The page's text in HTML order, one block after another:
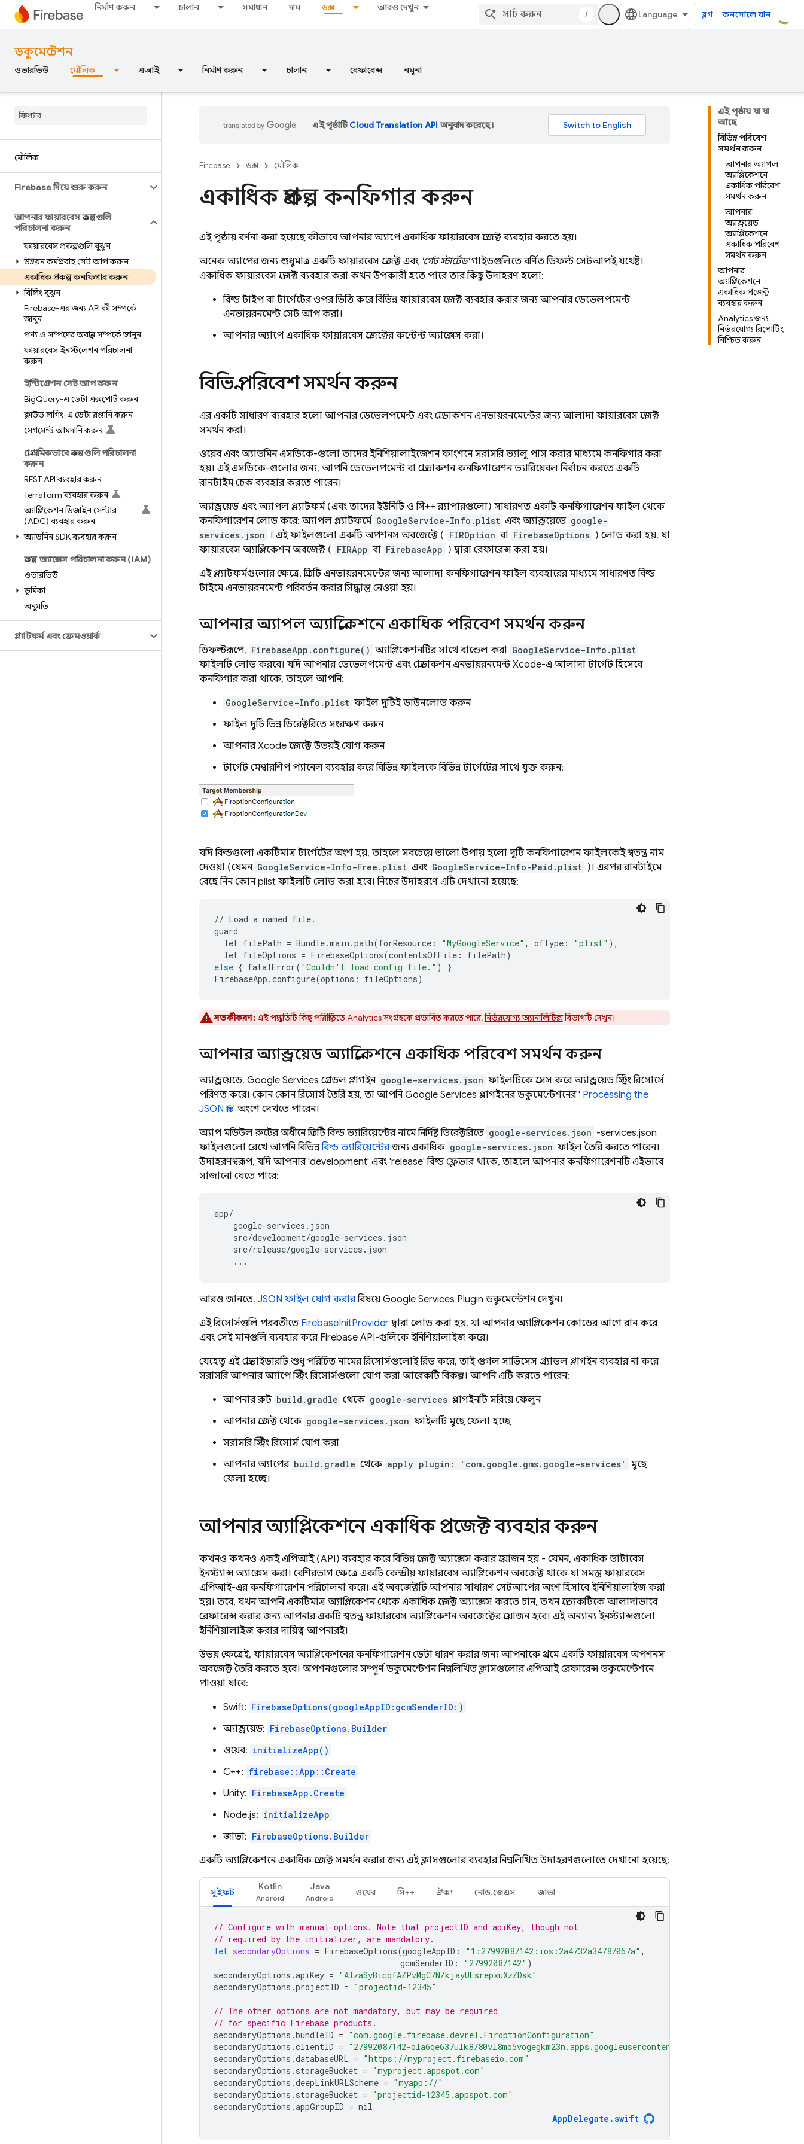
নির্মাণ করুন চালান সমাধান দাম ডক্স আরও দেখুন
/ ব্লগ কনসোলে যান
ডকুমেন্টেশন
ওভারভিউ মৌলিক এআই নির্মাণ করুন চালান রেফারেন্স নমুনা
মৌলিক
Firebase দিয়ে শুরু করুন
আপনার ফায়ারবেস প্রকল্পগুলি
পরিচালনা করুন
ফায়ারবেস প্রকল্পগুলি বুঝুন
উন্নয়ন কর্মপ্রবাহ সেট আপ করুন
একাধিক প্রকল্প কনফিগার করুন
বিলিং বুঝুন
Firebase-এর জন্য API কী সম্পর্কে
জানুন
পণ্য ও সম্পদের অবস্থান সম্পর্কে জানুন
ফায়ারবেস ইনস্টলেশন পরিচালনা
করুন
ইন্টিগ্রেশন সেট আপ করুন
BigQuery-এ ডেটা এক্সপোর্ট করুন
ক্লাউড লগিং-এ ডেটা রপ্তানি করুন
সেগমেন্ট আমদানি করুন
প্রোগ্রামিকভাবে প্রকল্পগুলি পরিচালনা
করুন
REST API ব্যবহার করুন
Terraform ব্যবহার করুন
অ্যাপ্লিকেশন ডিজাইন সেন্টার
(ADC) ব্যবহার করুন
অ্যাডমিন SDK ব্যবহার করুন
প্রকল্প অ্যাক্সেস পরিচালনা করুন (IAM)
ওভারভিউ
ভূমিকা
অনুমতি
প্ল্যাটফর্ম এবং ফ্রেমওয়ার্ক
এই পৃষ্ঠায় যা যা
আছে
বিভিন্ন পরিবেশ
সমর্থন করুন
আপনার অ্যাপল
অ্যাপ্লিকেশনে
একাধিক পরিবেশ
সমর্থন করুন
আপনার
অ্যান্ড্রয়েড
অ্যাপ্লিকেশনে
একাধিক পরিবেশ
সমর্থন করুন
আপনার
অ্যাপ্লিকেশনে
একাধিক প্রজেক্ট
ব্যবহার করুন
Analytics জন্য
নির্ভরযোগ্য রিপোর্টিং
নিশ্চিত করুন
এই পৃষ্ঠাটিCloud Translation API অনুবাদ করেছে।
Firebase ডক্স মৌলিক
একাধিক প্রকল্প কনফিগার করুন
এই পৃষ্ঠায় বর্ণনা করা হয়েছে কীভাবে আপনার অ্যাপে একাধিক ফায়ারবেস প্রজেক্ট ব্যবহার করতে হয়।
অনেক অ্যাপের জন্য শুধুমাত্র একটি ফায়ারবেস প্রজেক্ট এবং 'গেট স্টার্টেড'গাইডগুলিতে বর্ণিত ডিফল্ট সেটআপই যথেষ্ট।
একাধিক ফায়ারবেস প্রজেক্ট ব্যবহার করা কখন উপকারী হতে পারে তার কিছু উদাহরণ হলো:
বিল্ড টাইপ বা টার্গেটের ওপর ভিত্তি করে বিভিন্ন ফায়ারবেস প্রজেক্ট ব্যবহার করার জন্য আপনার ডেভেলপমেন্ট
এনভায়রনমেন্ট সেট আপ করা।
আপনার অ্যাপে একাধিক ফায়ারবেস প্রজেক্টের কন্টেন্ট অ্যাক্সেস করা।
বিভিন্ন পরিবেশ সমর্থন করুন
এর একটি সাধারণ ব্যবহার হলো আপনার ডেভেলপমেন্ট এবং প্রোডাকশন এনভায়রনমেন্টের জন্য আলাদা ফায়ারবেস প্রজেক্ট
সমর্থন করা।
ওয়েব এবং অ্যাডমিন এসডিকে-গুলো তাদের ইনিশিয়ালাইজেশন ফাংশনে সরাসরি ভ্যালু পাস করার মাধ্যমে কনফিগার করা
হয়। এই এসডিকে-গুলোর জন্য, আপনি ডেভেলপমেন্ট বা প্রোডাকশন কনফিগারেশন ভ্যারিয়েবল নির্বাচন করতে একটি
রানটাইম চেক ব্যবহার করতে পারেন।
অ্যান্ড্রয়েড এবং অ্যাপল প্ল্যাটফর্ম (এবং তাদের ইউনিটি ও সি++ র‍্যাপারগুলো) সাধারণত একটি কনফিগারেশন ফাইল থেকে
কনফিগারেশন লোড করে: অ্যাপল প্ল্যাটফর্মে GoogleService-Info.plist এবং অ্যান্ড্রয়েডে google-
services.json । এই ফাইলগুলো একটি অপশনস অবজেক্টে ( FIROption বা FirebaseOptions ) লোড করা হয়, যা
ফায়ারবেস অ্যাপ্লিকেশন অবজেক্ট ( FIRApp বা FirebaseApp ) দ্বারা রেফারেন্স করা হয়।
এই প্ল্যাটফর্মগুলোর ক্ষেত্রে, প্রতিটি এনভায়রনমেন্টের জন্য আলাদা কনফিগারেশন ফাইল ব্যবহারের মাধ্যমে সাধারণত বিল্ড
টাইমে এনভায়রনমেন্ট পরিবর্তন করার সিদ্ধান্ত নেওয়া হয়।
আপনার অ্যাপল অ্যাপ্লিকেশনে একাধিক পরিবেশ সমর্থন করুন
ডিফল্টরূপে, FirebaseApp.configure() অ্যাপ্লিকেশনটির সাথে বান্ডেল করা GoogleService-Info.plist
ফাইলটি লোড করবে। যদি আপনার ডেভেলপমেন্ট এবং প্রোডাকশন এনভায়রনমেন্ট Xcode-এ আলাদা টার্গেট হিসেবে
কনফিগার করা থাকে, তাহলে আপনি:
GoogleService-Info.plist ফাইল দুটিই ডাউনলোড করুন
ফাইল দুটি ভিন্ন ডিরেক্টরিতে সংরক্ষণ করুন
আপনার Xcode প্রজেক্টে উভয়ই যোগ করুন
টার্গেট মেম্বারশিপ প্যানেল ব্যবহার করে বিভিন্ন ফাইলকে বিভিন্ন টার্গেটের সাথে যুক্ত করুন:
যদি বিল্ডগুলো একটিমাত্র টার্গেটের অংশ হয়, তাহলে সবচেয়ে ভালো উপায় হলো দুটি কনফিগারেশন ফাইলকেই স্বতন্ত্র নাম
দেওয়া (যেমন GoogleService-Info-Free.plist এবং GoogleService-Info-Paid.plist )। এরপর রানটাইমে
বেছে নিন কোন plist ফাইলটি লোড করা হবে। নিচের উদাহরণে এটি দেখানো হয়েছে:
// Load a named file.
guard
let filePath = Bundle.main .path(forResource : "MyGoogleService" , ofType : "plist" ),
let fileOptions = FirebaseOptions(contentsOfFile : filePath)
else { fatalError( "Couldn't load config file." )
}
FirebaseApp .configure(options : fileOptions)
সতর্কীকরণ:এই পদ্ধতিটি কিছু পরিস্থিতিতেAnalyticsসংগ্রহকে প্রভাবিত করতে পারে,নির্ভরযোগ্য অ্যানালিটিক্সবিভাগটি দেখুন।
আপনার অ্যান্ড্রয়েড অ্যাপ্লিকেশনে একাধিক পরিবেশ সমর্থন করুন
অ্যান্ড্রয়েডে, Google Services গ্রেডল প্লাগইন google-services.json ফাইলটিকে প্রসেস করে অ্যান্ড্রয়েড স্ট্রিং রিসোর্সে
পরিণত করে। কোন কোন রিসোর্স তৈরি হয়, তা আপনি Google Services প্লাগইনের ডকুমেন্টেশনের ' Processing the
JSON file' অংশে দেখতে পারেন।
অ্যাপ মডিউল রুটের অধীনে প্রতিটি বিল্ড ভ্যারিয়েন্টের নামে নির্দিষ্ট ডিরেক্টরিতে google-services.json -services.json
ফাইলগুলো রেখে আপনি বিভিন্নবিল্ড ভ্যারিয়েন্টেরজন্য একাধিক google-services.json ফাইল তৈরি করতে পারেন।
উদাহরণস্বরূপ, যদি আপনার 'development' এবং 'release' বিল্ড ফ্লেভার থাকে, তাহলে আপনার কনফিগারেশনটি এইভাবে
সাজানো যেতে পারে:
app/
    google-services.json
    src/development/google-services.json
    src/release/google-services.json
আরও জানতে, JSON ফাইল যোগ করারবিষয়ে Google Services Plugin ডকুমেন্টেশন দেখুন।
এই রিসোর্সগুলি পরবর্তীতে FirebaseInitProvider দ্বারা লোড করা হয়, যা আপনার অ্যাপ্লিকেশন কোডের আগে রান করে
এবং সেই মানগুলি ব্যবহার করে Firebase API-গুলিকে ইনিশিয়ালাইজ করে।
যেহেতু এই প্রোভাইডারটি শুধু পরিচিত নামের রিসোর্সগুলোই রিড করে, তাই গুগল সার্ভিসেস গ্র্যাডল প্লাগইন ব্যবহার না করে
সরাসরি আপনার অ্যাপে স্ট্রিং রিসোর্সগুলো যোগ করা আরেকটি বিকল্প। আপনি এটি করতে পারেন:
আপনার রুট build.gradle থেকে google-services প্লাগইনটি সরিয়ে ফেলুন
আপনার প্রজেক্ট থেকে google-services.json ফাইলটি মুছে ফেলা হচ্ছে
সরাসরি স্ট্রিং রিসোর্স যোগ করা
আপনার অ্যাপের build.gradle থেকে apply plugin: 'com.google.gms.google-services'
মুছে
ফেলা হচ্ছে।
আপনার অ্যাপ্লিকেশনে একাধিক প্রজেক্ট ব্যবহার করুন
কখনও কখনও একই এপিআই (API) ব্যবহার করে বিভিন্ন প্রজেক্ট অ্যাক্সেস করার প্রয়োজন হয় - যেমন, একাধিক ডাটাবেস
ইনস্ট্যান্স অ্যাক্সেস করা। বেশিরভাগ ক্ষেত্রে একটি কেন্দ্রীয় ফায়ারবেস অ্যাপ্লিকেশন অবজেক্ট থাকে যা সমস্ত ফায়ারবেস
এপিআই-এর কনফিগারেশন পরিচালনা করে। এই অবজেক্টটি আপনার সাধারণ সেটআপের অংশ হিসাবে ইনিশিয়ালাইজ করা
হয়। তবে, যখন আপনি একটিমাত্র অ্যাপ্লিকেশন থেকে একাধিক প্রজেক্ট অ্যাক্সেস করতে চান, তখন প্রত্যেকটিকে আলাদাভাবে
রেফারেন্স করার জন্য আপনার একটি স্বতন্ত্র ফায়ারবেস অ্যাপ্লিকেশন অবজেক্টের প্রয়োজন হবে। এই অন্যান্য ইনস্ট্যান্সগুলো
ইনিশিয়ালাইজ করার দায়িত্ব আপনারই।
উভয় ক্ষেত্রেই, ফায়ারবেস অ্যাপ্লিকেশনের কনফিগারেশন ডেটা ধারণ করার জন্য আপনাকে প্রথমে একটি ফায়ারবেস অপশনস
অবজেক্ট তৈরি করতে হবে। অপশনগুলোর সম্পূর্ণ ডকুমেন্টেশন নিম্নলিখিত ক্লাসগুলোর এপিআই রেফারেন্স ডকুমেন্টেশনে
পাওয়া যাবে:
Swift: FirebaseOptions(googleAppID:gcmSenderID:)
অ্যান্ড্রয়েড: FirebaseOptions.Builder
ওয়েব: initializeApp()
C++: firebase::App::Create
Unity: FirebaseApp.Create
Node.js: initializeApp
জাভা: FirebaseOptions.Builder
একটি অ্যাপ্লিকেশনে একাধিক প্রজেক্ট সমর্থন করার জন্য এই ক্লাসগুলোর ব্যবহার নিম্নলিখিত উদাহরণগুলোতে দেখানো হয়েছে:
সুইফট
Kotlin Java
ওয়েব সি++ ঐক্য নোড.জেএস জাভা
// Configure with manual options. Note that projectID and apiKey, though not
// required by the initializer, are mandatory.
let secondaryOptions = FirebaseOptions(googleAppID : "1:27992087142:ios:2a4732a34787067a" ,
gcmSenderID : "27992087142" )
secondaryOptions .apiKey = "AIzaSyBicqfAZPvMgC7NZkjayUEsrepxuXzZDsk"
secondaryOptions .projectID = "projectid-12345"
// The other options are not mandatory, but may be required
// for specific Firebase products.
secondaryOptions .bundleID = "com.google.firebase.devrel.FiroptionConfiguration"
secondaryOptions .clientID = "27992087142-ola6qe637ulk8780vl8mo5vogegkm23n.apps.googleusercontent.com"
secondaryOptions .databaseURL = "https://myproject.firebaseio.com"
secondaryOptions . storageBucket = "myproject.appspot.com"
secondaryOptions .deepLinkURLScheme = "myapp://"
secondaryOptions . storageBucket = "projectid-12345.appspot.com"
secondaryOptions .appGroupID = nil
AppDelegate .swift